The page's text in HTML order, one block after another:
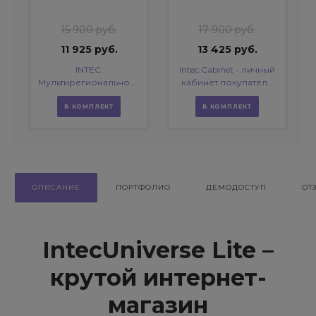
15 900 руб.
11 925 руб.
INTEC:
Мультирегиональность
- региональная сеть
вашего сайта с
продвижением в
В КОМПЛЕКТ
17 900 руб.
13 425 руб.
Intec.Cabinet - личный
кабинет покупателя
для интернет-
магазина (B2B и B2C)
В КОМПЛЕКТ
ОПИСАНИЕ ПОРТФОЛИО ДЕМОДОСТУП
IntecUniverse Lite –
крутой интернет-
магазин